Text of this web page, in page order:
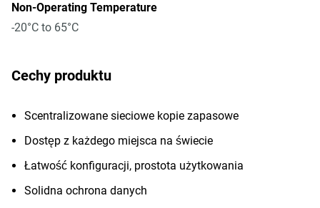
Non-Operating Temperature
-20°C to 65°C
Cechy produktu
Scentralizowane sieciowe kopie zapasowe
Dostęp z każdego miejsca na świecie
Łatwość konfiguracji, prostota użytkowania
Solidna ochrona danych